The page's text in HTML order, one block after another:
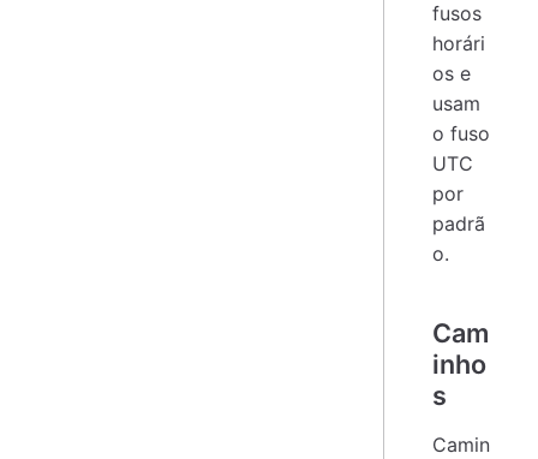
fusos
horári
os e
usam
o fuso
UTC
por
padrã
o.
Cam
inho
s
Camin